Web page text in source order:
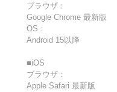
ブラウザ：
Google Chrome 最新版
OS：
Android 15以降
■iOS
ブラウザ：
Apple Safari 最新版